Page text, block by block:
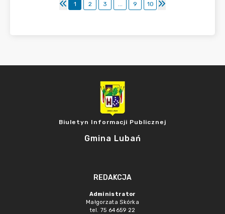
1
2 3 ... 9 10
Biuletyn Informacji Publicznej
Gmina Lubań
REDAKCJA
Administrator
Małgorzata Skórka
tel. 75 64659 22